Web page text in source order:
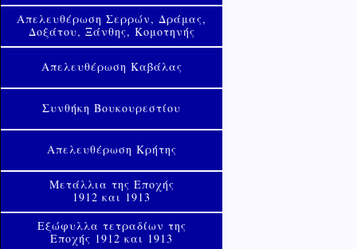
Απελευθέρωση Σερρών, Δράμας,
Δοξάτου, Ξάνθης, Κομοτηνής
Απελευθέρωση Καβάλας
Συνθήκη Βουκουρεστίου
Απελευθέρωση Κρήτης
Μετάλλια της Εποχής
1912 και 1913
Εξώφυλλα τετραδίων της
Εποχής 1912 και 1913